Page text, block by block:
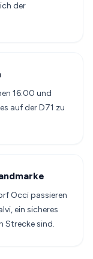
der
16:00 und
auf der D71 zu
Occi passieren
ein sicheres
Strecke sind.